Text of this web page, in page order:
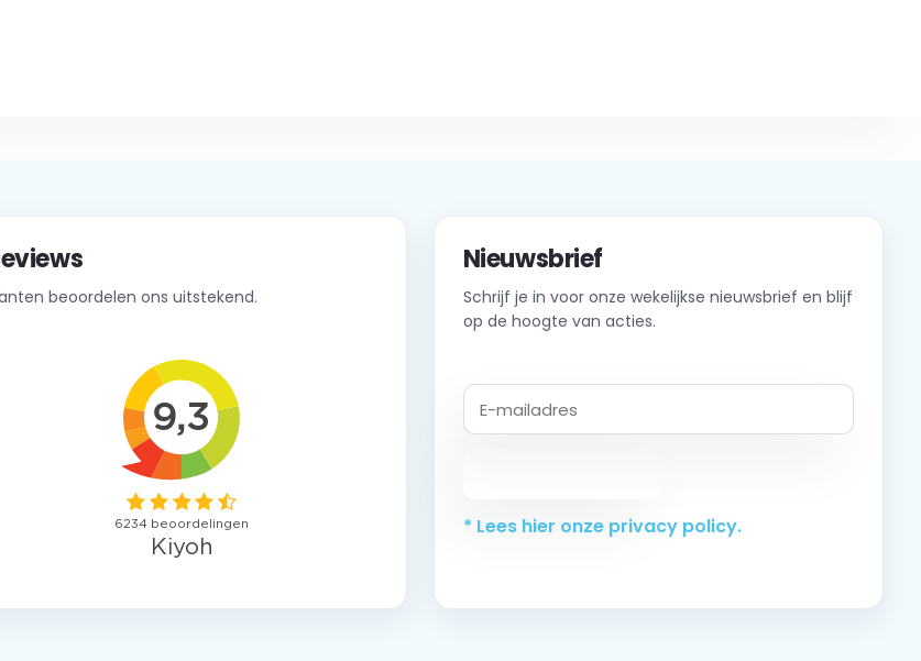
beoordelen ons uitstekend.
Nieuwsbrief
Schrijf je in voor onze wekelijkse nieuwsbrief en blijf
op de hoogte van acties.
* Lees hier onze privacy policy.